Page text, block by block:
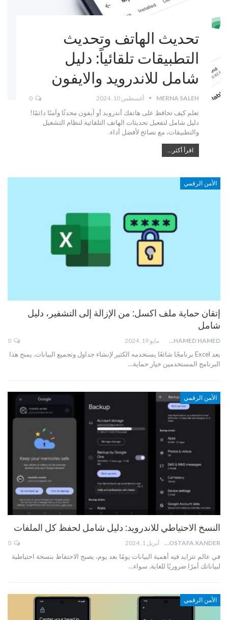
تحديث الهاتف وتحديث
التطبيقات تلقائياً: دليل
شامل للاندرويد والايفون
MERNA SALEH أغسطس 10, 2024 0
تعلم كيف تحافظ على هاتفك أندرويد أو آيفون محدثًا وآمنًا دائمًا!
دليل شامل لتفعيل تحديثات الهاتف التلقائية لنظام التشغيل
والتطبيقات، مع نصائح لأفضل أداء.
اقرأ أكثر...
الأمن الرقمي
إتقان حماية ملف اكسل: من الإزالة إلى التشفير، دليل
شامل
MOHAMED HAMED مايو 19, 2024
يعد Excel برنامجًا شائعًا يستخدمه الكثير لإنشاء جداول وتجميع البيانات. يمنح هذا
البرنامج المستخدمين خيار حماية…
الأمن الرقمي
النسخ الاحتياطي للاندرويد: دليل شامل لحفظ كل الملفات
MOSTAFA XANDER أبريل 1, 2024
في عالم تتزايد فيه أهمية البيانات يومًا بعد يوم، يصبح الاحتفاظ بنسخة احتياطية
لبياناتك أمرًا ضروريًا للغاية. سواء…
الأمن الرقمي